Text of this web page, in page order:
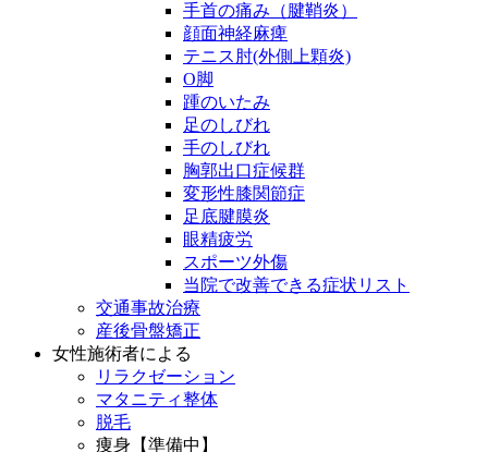
手首の痛み（腱鞘炎）
顔面神経麻痺
テニス肘(外側上顆炎)
O脚
踵のいたみ
足のしびれ
手のしびれ
胸郭出口症候群
変形性膝関節症
足底腱膜炎
眼精疲労
スポーツ外傷
当院で改善できる症状リスト
交通事故治療
産後骨盤矯正
女性施術者による
リラクゼーション
マタニティ整体
脱毛
痩身【準備中】